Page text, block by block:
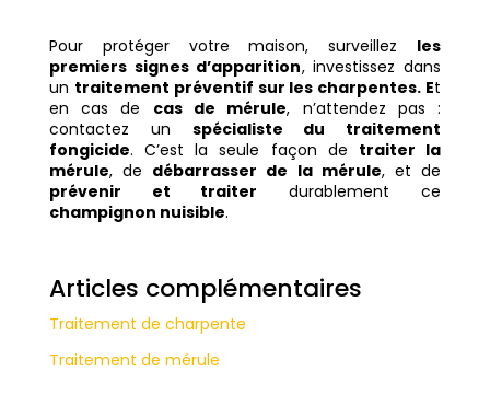
Pour protéger votre maison, surveillez les
premiers signes d’apparition, investissez dans
un traitement préventif sur les charpentes. Et
en cas de cas de mérule, n’attendez pas :
contactez un spécialiste du traitement
fongicide. C’est la seule façon de traiter la
mérule, de débarrasser de la mérule, et de
prévenir et traiter durablement ce
champignon nuisible.
Articles complémentaires
Traitement de charpente
Traitement de mérule